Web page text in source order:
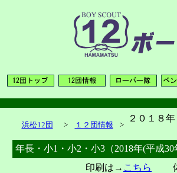
浜松12団 > １２団情報 >
２０１８
年長・小1・小2・小3（2018年(平成
印刷は→ こちら 体